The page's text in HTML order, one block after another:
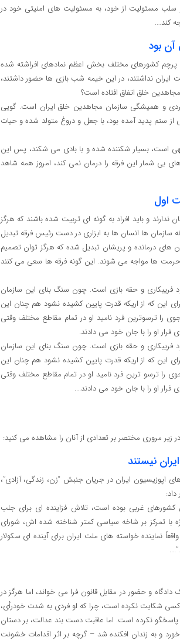
و سلب مسئولیت از خود، به مسئولیت‌ های امنیتی خود در
کند….
بود
پرچم کشورهای مختلف بخش اعظم نمادهای افراشته شده
نداشتند، در این خیمه شب بازی ها حضور داشتند،
خلق اتفاق افتاده است؟
و همیشگی سازمان مجاهدین خلق ایران است. گویی
از ستم پدید آمده بود، با جعل و دروغ متولد شده و حیات
است، بسیار شکننده شده و با بادی می شکند، پس این
بی شمار این فرقه را درمان نمی کند، امروز همه شاهد
اول
و باید افراد به گونه ای تربیت شده باشند که هرگز
سازمان ها انسان ها به ابزاری در دست رئیس فرقه تبدیل
های درمانده و پریشان تبدیل شده که هرگز توان تصمیم
حرمت ها مواجه می شوند. این گونه فرقه ها سعی می کنند
و حقه بازی است. چون سنگ بنای این سازمان
این که از اریکه قدرت پایین کشیده نشود هم چنان این
ترسوترین فرد نامید او در تمام مقاطع مختلف وقتی
او را با جان خود می دادند.
و حقه بازی است. چون سنگ بنای این سازمان
این که از اریکه قدرت پایین کشیده نشود هم چنان این
ترسو ترین فرد نامید او در تمام مقاطع مختلف وقتی
او را با جان خود می دادند….
نیستند
اپوزیسیون ایران در جریان جنبش “زن، زندگی، آزادی”،
غربی بوده است، تلاش فزاینده ‌ای برای جلب
با تمرکز بر شاخه سیاسی کمتر شناخته شده‌ اش، شورای
نماینده خواسته‌ های ملت ایران برای آینده ‌ای سکولار
و حضور در مقابل قانون فرا می خواند، اما هرگز در
شکایت نکرده است، چرا که او فردی به شدت خودرأی،
پاسخگو نکرده است. اما عاقبت دست بند عدالت، بر دستان
و به زندان افکنده شد – گرچه بر اثر اقدامات خشونت